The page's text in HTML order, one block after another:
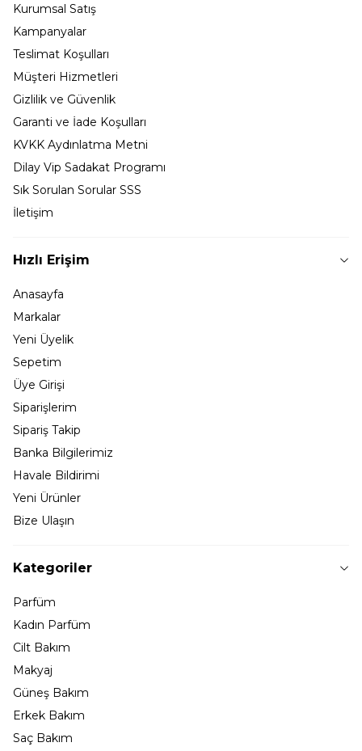
Kurumsal Satış
Kampanyalar
Teslimat Koşulları
Müşteri Hizmetleri
Gizlilik ve Güvenlik
Garanti ve İade Koşulları
KVKK Aydınlatma Metni
Dilay Vip Sadakat Programı
Sık Sorulan Sorular SSS
İletişim
Hızlı Erişim
Anasayfa
Markalar
Yeni Üyelik
Sepetim
Üye Girişi
Siparişlerim
Sipariş Takip
Banka Bilgilerimiz
Havale Bildirimi
Yeni Ürünler
Bize Ulaşın
Kategoriler
Parfüm
Kadın Parfüm
Cilt Bakım
Makyaj
Güneş Bakım
Erkek Bakım
Saç Bakım